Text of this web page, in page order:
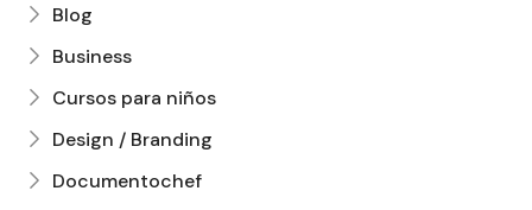
Blog
Business
Cursos para niños
Design / Branding
Documentochef